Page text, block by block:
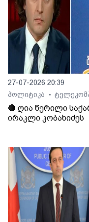
27-07-2026 20:39
პოლიტიკა
•
🔴 ღია წერილი
ირაკლი კობახიძეს